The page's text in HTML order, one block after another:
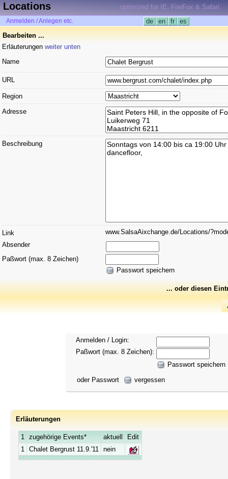
Locations optimized for IE, FireFox & Safari
Anmelden / Anlegen etc. de en fr
es
Bearbeiten ...
Erläuterungen weiter unten
Name
URL
Region
Adresse
Beschreibung
Link
www.SalsaAixchange.de/Locations/
Absender
Paßwort (max. 8 Zeichen)
Passwort speichern
... oder diesen
Anmelden / Login:
Paßwort (max. 8 Zeichen):
Passwort speichern
oder Passwort
vergessen
Erläuterungen
1 zugehörige Events* aktuell
Edit
1 Chalet Bergrust 11.9.'11 nein